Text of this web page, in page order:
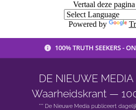
Vertaal deze
Powered by
100% TRUTH SEEKERS -
DE NIEUWE
Waarheidskrant —
*** De Nieuwe Media publiceert